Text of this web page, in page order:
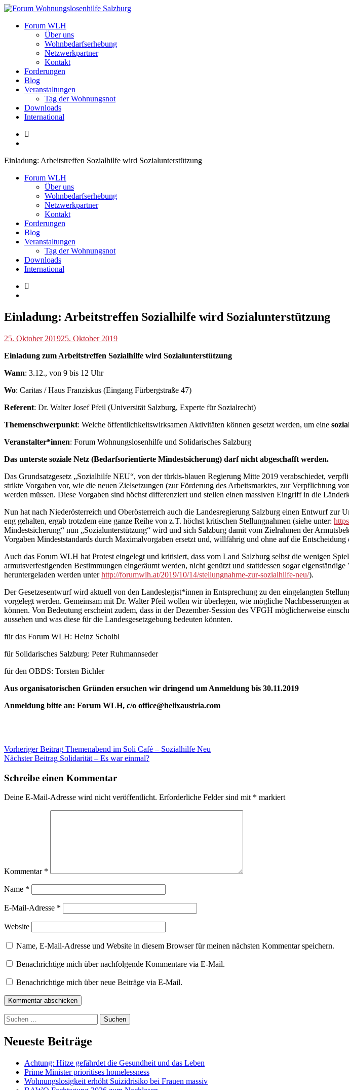
Zum
springen
Forum Wohnungslosenhilfe Salzburg
Forum WLH
Über uns
Wohnbedarfserhebung
Netzwerkpartner
Kontakt
Forderungen
Blog
Veranstaltungen
Tag der Wohnungsnot
Downloads
International
Einladung: Arbeitstreffen Sozialhilfe wird Sozialunterstützung
Forum WLH
Über uns
Wohnbedarfserhebung
Netzwerkpartner
Kontakt
Forderungen
Blog
Veranstaltungen
Tag der Wohnungsnot
Downloads
International
Blog,
Veranstaltungen
Einladung: Arbeitstreffen Sozialhilfe wird Sozialunterstützung
p.linhuber
25. Oktober 201925. Oktober 2019
Einladung zum Arbeitstreffen Sozialhilfe wird Sozialunterstützung
Wann: 3.12., von 9 bis 12 Uhr
Wo: Caritas / Haus Franziskus (Eingang Fürbergstraße 47)
Referent: Dr. Walter Josef Pfeil (Universität Salzburg, Experte für Sozialrecht)
Themenschwerpunkt: Welche öffentlichkeitswirksamen Aktivitäten können gesetzt werden, um eine
Veranstalter*innen: Forum Wohnungslosenhilfe und Solidarisches Salzburg
Das unterste soziale Netz (Bedarfsorientierte Mindestsicherung) darf nicht abgeschafft werden.
Das Grundsatzgesetz „Sozialhilfe NEU“, von der türkis-blauen Regierung Mitte 2019 verabschiedet,
strikte Vorgaben vor, wie die neuen Zielsetzungen (zur Förderung des Arbeitsmarktes, zur Verpflichtung
werden müssen. Diese Vorgaben sind höchst differenziert und stellen einen massiven Eingriff in die
Nun hat nach Niederösterreich und Oberösterreich auch die Landesregierung Salzburg einen Entwurf zur
eng gehalten, ergab trotzdem eine ganze Reihe von z.T. höchst kritischen Stellungnahmen (siehe unter:
Mindestsicherung“ nun „Sozialunterstützung“ wird und sich Salzburg damit vom Zielrahmen der
Vorgaben Mindeststandards durch Maximalvorgaben ersetzt und, willfährig und ohne auf die
Auch das Forum WLH hat Protest eingelegt und kritisiert, dass vom Land Salzburg selbst die wenigen
armutsverfestigenden Bestimmungen eingeräumt werden, nicht genützt und stattdessen sogar
heruntergeladen werden unterhttp://forumwlh.at/2019/10/14/stellungnahme-zur-sozialhilfe-neu/).
Der Gesetzesentwurf wird aktuell von den Landeslegist*innen in Entsprechung zu den eingelangten
vorgelegt werden. Gemeinsam mit Dr. Walter Pfeil wollen wir überlegen, wie mögliche Nachbesserungen
können. Von Bedeutung erscheint zudem, dass in der Dezember-Session des VFGH möglicherweise
aussehen und was diese für die Landesgesetzgebung bedeuten könnten.
für das Forum WLH: Heinz Schoibl
für Solidarisches Salzburg: Peter Ruhmannseder
für den OBDS: Torsten Bichler
Aus organisatorischen Gründen ersuchen wir dringend um Anmeldung bis 30.11.2019
Anmeldung bitte an: Forum WLH, c/o office@helixaustria.com
Kategorie:
Blog
Beitragsnavigation
Vorheriger Beitrag Themenabend im Soli Café – Sozialhilfe Neu
Nächster Beitrag Solidarität – Es war einmal?
Schreibe einen Kommentar
Deine E-Mail-Adresse wird nicht veröffentlicht. Erforderliche Felder sind mit * markiert
Kommentar *
Name *
E-Mail-Adresse *
Website
Name, E-Mail-Adresse und Website in diesem Browser für meinen nächsten Kommentar speichern.
Benachrichtige mich über nachfolgende Kommentare via E-Mail.
Benachrichtige mich über neue Beiträge via E-Mail.
Kommentar abschicken
Suchen
nach:
Neueste Beiträge
Achtung: Hitze gefährdet die Gesundheit und das Leben
Prime Minister prioritises homelessness
Wohnungslosigkeit erhöht Suizidrisiko bei Frauen massiv